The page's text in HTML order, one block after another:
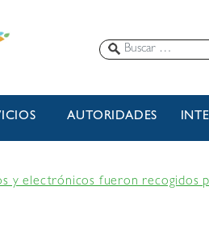
AUTORIDADES
y electrónicos fueron recogidos